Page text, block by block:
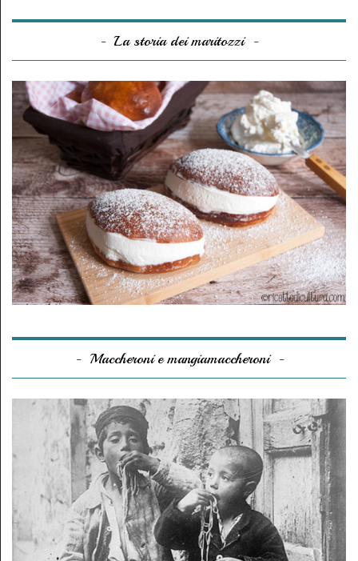
La storia dei maritozzi
Maccheroni e mangiamaccheroni